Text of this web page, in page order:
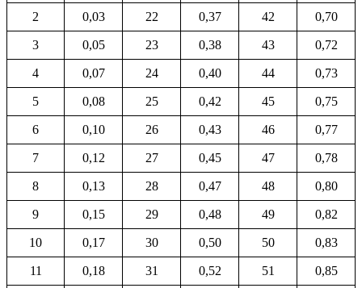
2 0,03 22 0,37 42 0,70
3 0,05 23 0,38 43 0,72
4 0,07 24 0,40 44 0,73
5 0,08 25 0,42 45 0,75
6 0,10 26 0,43 46 0,77
7 0,12 27 0,45 47 0,78
8 0,13 28 0,47 48 0,80
9 0,15 29 0,48 49 0,82
10 0,17 30 0,50 50 0,83
11 0,18 31 0,52 51 0,85